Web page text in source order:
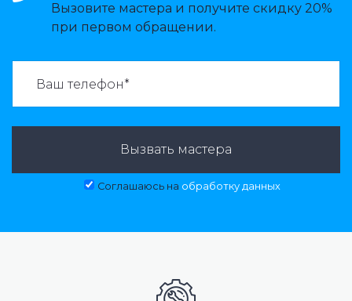
Вызовите мастера и получите скидку 20%
при первом обращении.
Вызвать мастера
Соглашаюсь на обработку данных